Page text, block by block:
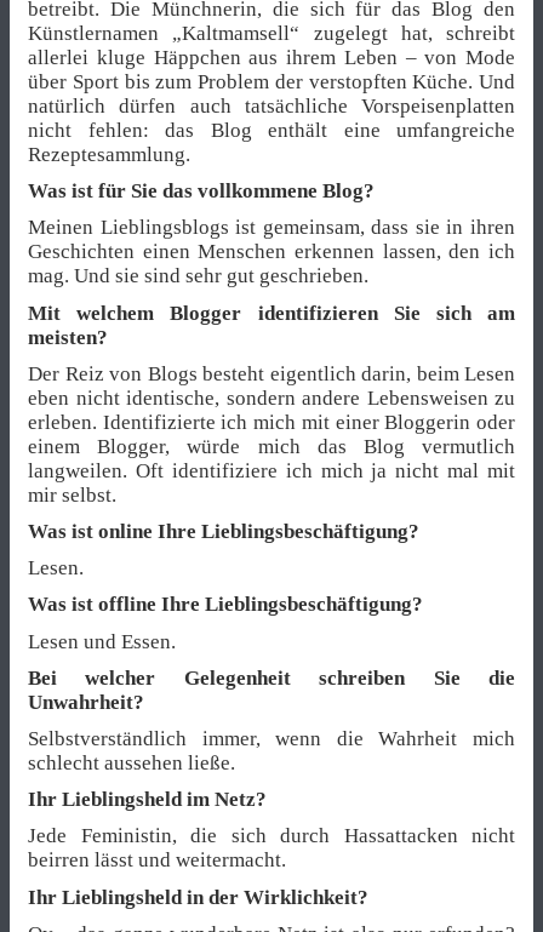
betreibt. Die Münchnerin, die sich für das Blog den
Künstlernamen „Kaltmamsell“ zugelegt hat, schreibt
allerlei kluge Häppchen aus ihrem Leben – von Mode
über Sport bis zum Problem der verstopften Küche. Und
natürlich dürfen auch tatsächliche Vorspeisenplatten
nicht fehlen: das Blog enthält eine umfangreiche
Rezeptesammlung.
Was ist für Sie das vollkommene Blog?
Meinen Lieblingsblogs ist gemeinsam, dass sie in ihren
Geschichten einen Menschen erkennen lassen, den ich
mag. Und sie sind sehr gut geschrieben.
Mit welchem Blogger identifizieren Sie sich am
meisten?
Der Reiz von Blogs besteht eigentlich darin, beim Lesen
eben nicht identische, sondern andere Lebensweisen zu
erleben. Identifizierte ich mich mit einer Bloggerin oder
einem Blogger, würde mich das Blog vermutlich
langweilen. Oft identifiziere ich mich ja nicht mal mit
mir selbst.
Was ist online Ihre Lieblingsbeschäftigung?
Lesen.
Was ist offline Ihre Lieblingsbeschäftigung?
Lesen und Essen.
Bei welcher Gelegenheit schreiben Sie die
Unwahrheit?
Selbstverständlich immer, wenn die Wahrheit mich
schlecht aussehen ließe.
Ihr Lieblingsheld im Netz?
Jede Feministin, die sich durch Hassattacken nicht
beirren lässt und weitermacht.
Ihr Lieblingsheld in der Wirklichkeit?